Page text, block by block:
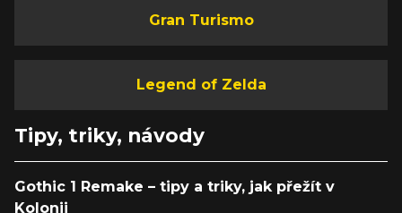
Gran Turismo
Legend of Zelda
Tipy, triky, návody
Gothic 1 Remake – tipy a triky, jak přežít v
Kolonii